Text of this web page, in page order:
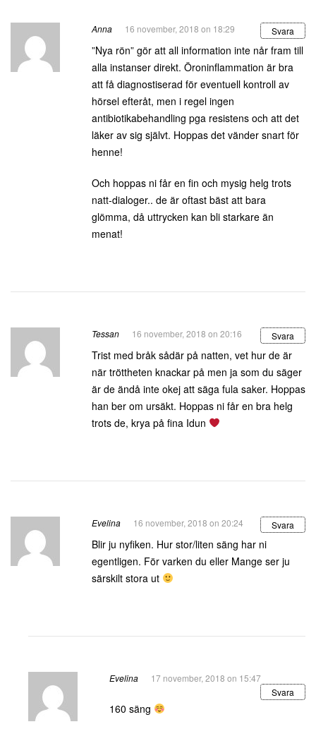
Anna 16 november, 2018 on 18:29 Svara
”Nya rön” gör att all information inte når fram till
alla instanser direkt. Öroninflammation är bra
att få diagnostiserad för eventuell kontroll av
hörsel efteråt, men i regel ingen
antibiotikabehandling pga resistens och att det
läker av sig självt. Hoppas det vänder snart för
henne!
Och hoppas ni får en fin och mysig helg trots
natt-dialoger.. de är oftast bäst att bara
glömma, då uttrycken kan bli starkare än
menat!
Tessan 16 november, 2018 on 20:16 Svara
Trist med bråk sådär på natten, vet hur de är
när tröttheten knackar på men ja som du säger
är de ändå inte okej att säga fula saker. Hoppas
han ber om ursäkt. Hoppas ni får en bra helg
trots de, krya på fina Idun
Evelina 16 november, 2018 on 20:24 Svara
Blir ju nyfiken. Hur stor/liten säng har ni
egentligen. För varken du eller Mange ser ju
särskilt stora ut
Evelina
17 november, 2018 on 15:47
Svara
160 säng